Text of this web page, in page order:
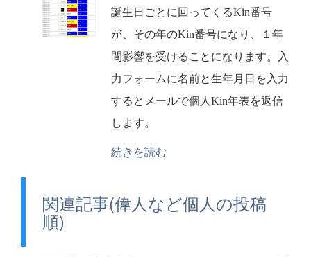
誕生日ごとに回ってくるKin番号
が、その年のKin番号になり、１年
間影響を受けることになります。入
力フォームに名前と生年月日を入力
するとメールで個人Kin年表を返信
します。
続きを読む
関連記事(偉人など個人の投稿
順)